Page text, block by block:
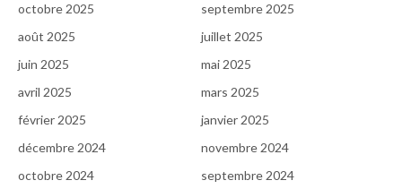
octobre 2025
septembre 2025
août 2025
juillet 2025
juin 2025
mai 2025
avril 2025
mars 2025
février 2025
janvier 2025
décembre 2024
novembre 2024
octobre 2024
septembre 2024